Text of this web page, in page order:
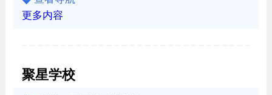
更多内容
聚星学校